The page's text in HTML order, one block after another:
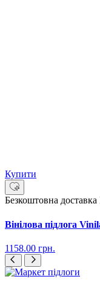
Купити
Безкоштовна доставка
Вінілова підлога
1158.00 грн.